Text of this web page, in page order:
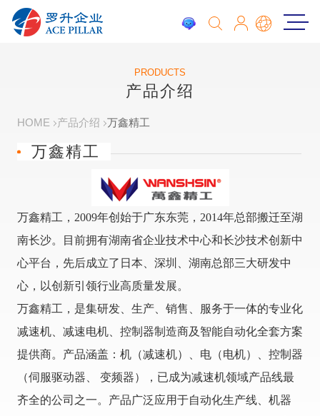
PRODUCTS
产品介绍
HOME 产品介绍 万鑫精工
万鑫精工
万鑫精工，2009年创始于广东东莞，2014年总部搬迁至湖
南长沙。目前拥有湖南省企业技术中心和长沙技术创新中
心平台，先后成立了日本、深圳、湖南总部三大研发中
心，以创新引领行业高质量发展。
万鑫精工，是集研发、生产、销售、服务于一体的专业化
减速机、减速电机、控制器制造商及智能自动化全套方案
提供商。产品涵盖：机（减速机）、电（电机）、控制器
（伺服驱动器、 变频器），已成为减速机领域产品线最
齐全的公司之一。产品广泛应用于自动化生产线、机器